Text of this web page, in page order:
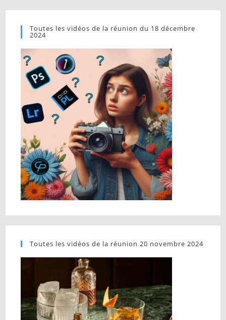
Toutes les vidéos de la réunion du 18 décembre
2024
Toutes les vidéos de la réunion 20 novembre 2024